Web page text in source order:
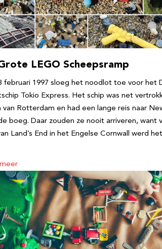
LEGO Scheepsramp
februari 1997 sloeg het noodlot toe voor het
Tokio Express. Het schip was net
van Rotterdam en had een lange reis naar
boeg. Daar zouden ze nooit arriveren, want
Land’s End in het Engelse Cornwall werd